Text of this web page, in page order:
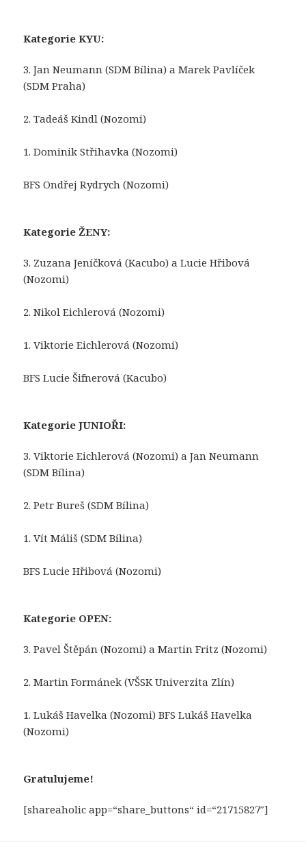
Kategorie KYU:
3. Jan Neumann (SDM Bílina) a Marek Pavlíček
(SDM Praha)
2. Tadeáš Kindl (Nozomi)
1. Dominik Střihavka (Nozomi)
BFS Ondřej Rydrych (Nozomi)
Kategorie ŽENY:
3. Zuzana Jeníčková (Kacubo) a Lucie Hřibová
(Nozomi)
2. Nikol Eichlerová (Nozomi)
1. Viktorie Eichlerová (Nozomi)
BFS Lucie Šifnerová (Kacubo)
Kategorie JUNIOŘI:
3. Viktorie Eichlerová (Nozomi) a Jan Neumann
(SDM Bílina)
2. Petr Bureš (SDM Bílina)
1. Vít Máliš (SDM Bílina)
BFS Lucie Hřibová (Nozomi)
Kategorie OPEN:
3. Pavel Štěpán (Nozomi) a Martin Fritz (Nozomi)
2. Martin Formánek (VŠSK Univerzita Zlín)
1. Lukáš Havelka (Nozomi) BFS Lukáš Havelka
(Nozomi)
Gratulujeme!
[shareaholic app=“share_buttons“ id=“21715827″]